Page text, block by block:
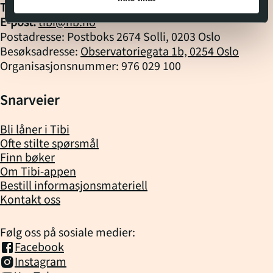
avdekkes, finnes det
ingen vei tilbake. Når ild
ser er en dystopisk og
fengslende
fantasyroman om
håp.
Tlf. biblioteket:
E-post:tibi@nb.no
Postadresse: Postboks 2674 Solli, 0203 Oslo
Besøksadresse:Observatoriegata 1b, 0254 Oslo
Organisasjonsnummer: 976 029 100
Snarveier
Bli låner i Tibi
Ofte stilte spørsmål
Finn bøker
Om Tibi-appen
Bestill informasjonsmateriell
Kontakt oss
Følg oss på sosiale medier:
Facebook
Instagram